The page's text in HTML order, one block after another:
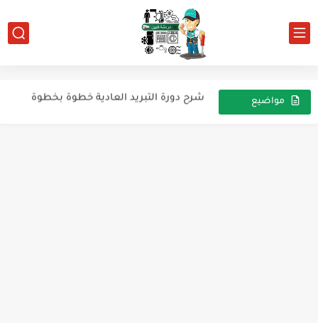
مواضيع
ما هو المولتيميتر؟
شرح دورة التبريد العادية وأهم مكوناتها